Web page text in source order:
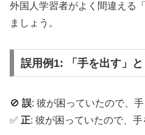
外国人学習者がよく間違える
ましょう。
誤用例1: 「手を出す」
🚫 誤: 彼が困っていたので、
✅ 正: 彼が困っていたので、手